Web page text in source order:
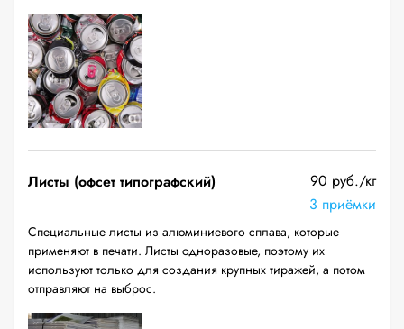
Листы (офсет типографский)
90 руб./кг
3 приёмки
Специальные листы из алюминиевого сплава, которые
применяют в печати. Листы одноразовые, поэтому их
используют только для создания крупных тиражей, а потом
отправляют на выброс.